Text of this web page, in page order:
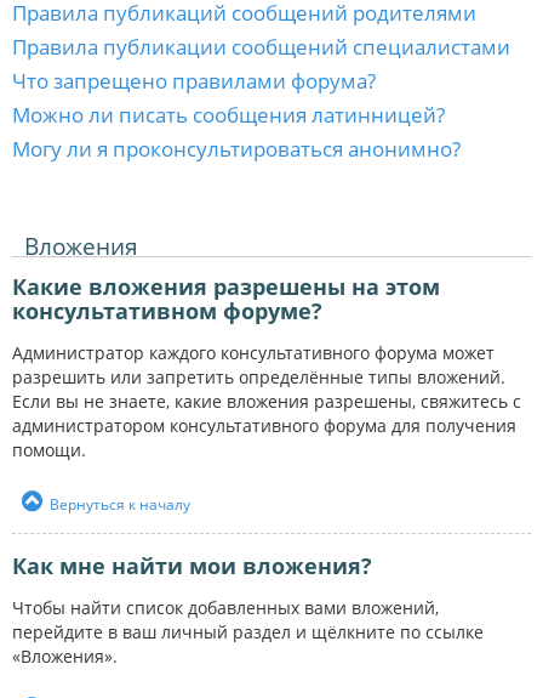
Правила публикаций сообщений родителями
Правила публикации сообщений специалистами
Что запрещено правилами форума?
Можно ли писать сообщения латинницей?
Могу ли я проконсультироваться анонимно?
Вложения
Какие вложения разрешены на этом
консультативном форуме?
Администратор каждого консультативного форума может
разрешить или запретить определённые типы вложений.
Если вы не знаете, какие вложения разрешены, свяжитесь с
администратором консультативного форума для получения
помощи.
Вернуться к началу
Как мне найти мои вложения?
Чтобы найти список добавленных вами вложений,
перейдите в ваш личный раздел и щёлкните по ссылке
«Вложения».